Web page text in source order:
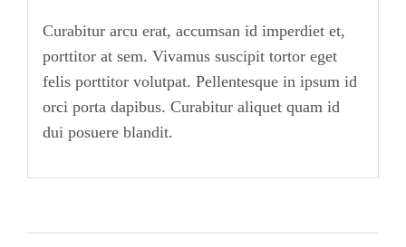
Curabitur arcu erat, accumsan id imperdiet et,
porttitor at sem. Vivamus suscipit tortor eget
felis porttitor volutpat. Pellentesque in ipsum id
orci porta dapibus. Curabitur aliquet quam id
dui posuere blandit.